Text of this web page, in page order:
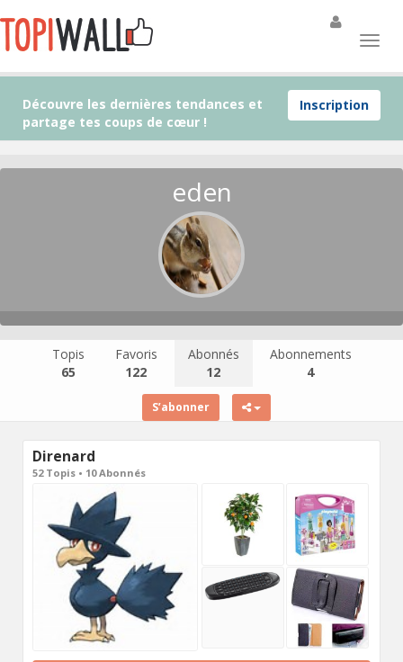
Inscription
Découvre les dernières tendances et
partage tes coups de cœur !
eden
Topis
65
Favoris
122
Abonnés
12
Abonnements
4
S’abonner
Direnard
52 Topis • 10 Abonnés